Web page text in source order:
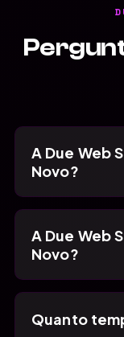
A Due Web
Novo?
A Due Web
Novo?
Quanto